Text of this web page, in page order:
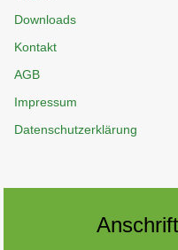
Downloads
Kontakt
AGB
Impressum
Datenschutzerklärung